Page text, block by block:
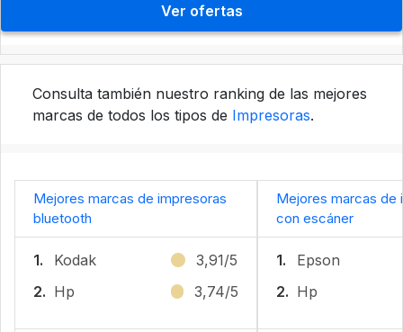
Ver ofertas
Consulta también nuestro ranking de las mejores
marcas de todos los tipos de Impresoras.
Mejores marcas de impresoras
bluetooth
1. Kodak
3,91/5
2. Hp 3,74/5
Mejores marcas de
con escáner
1.
Epson
2. Hp